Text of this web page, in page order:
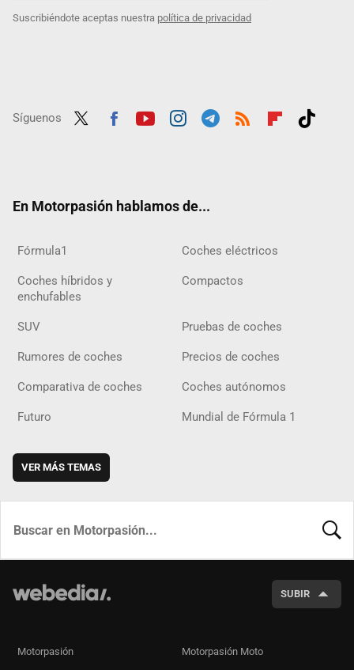
Suscribiéndote aceptas nuestra política de privacidad
Síguenos
En Motorpasión hablamos de...
Fórmula1 Coches eléctricos
Coches híbridos y
enchufables
Compactos
SUV Pruebas de coches
Rumores de coches Precios de coches
Comparativa de coches Coches autónomos
Futuro Mundial de Fórmula 1
VER MÁS TEMAS
SUBIR
Motorpasión Motorpasión Moto